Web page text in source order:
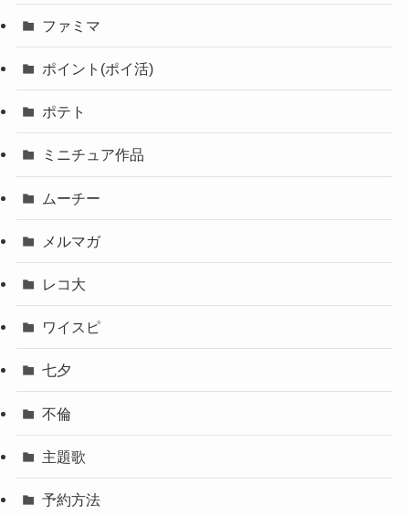
ファミマ
ポイント(ポイ活)
ポテト
ミニチュア作品
ムーチー
メルマガ
レコ大
ワイスピ
七夕
不倫
主題歌
予約方法